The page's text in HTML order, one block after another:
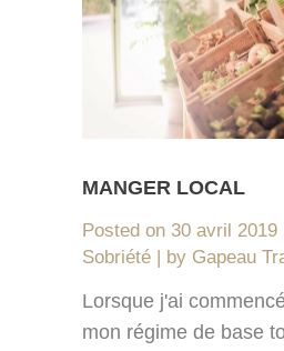
MANGER LOCAL
Posted on 30 avril 2019
Sobriété
by Gapeau
Lorsque j'ai
mon régime de base